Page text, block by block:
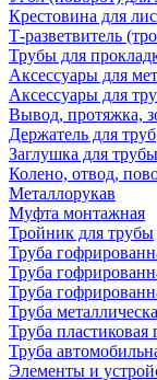
Крестовина для
Т-разветвитель
Трубы для
Аксессуары для
Аксессуары для
Вывод, протяжка,
Держатель для труб
Заглушка для трубы
Колено, отвод,
Металлорукав
Муфта монтажная
Тройник для трубы
Труба
Труба
Труба
Труба
Труба пластиковая
Труба
Элементы и